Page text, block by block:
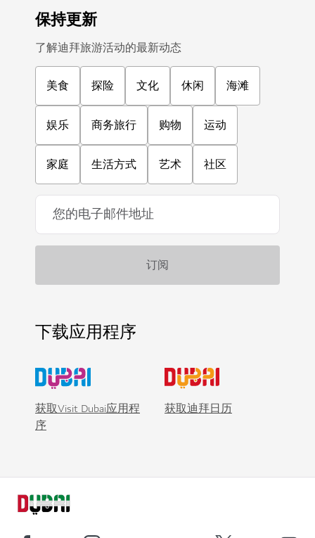
保持更新
了解迪拜旅游活动的最新动态
美食 探险 文化 休闲 海滩
娱乐 商务旅行 购物 运动
家庭 生活方式 艺术 社区
下载应用程序
获取Visit Dubai应用程
序
获取迪拜日历